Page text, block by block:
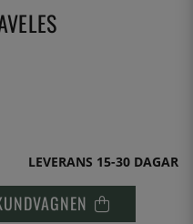
LEVERANS 15-30 DAGAR